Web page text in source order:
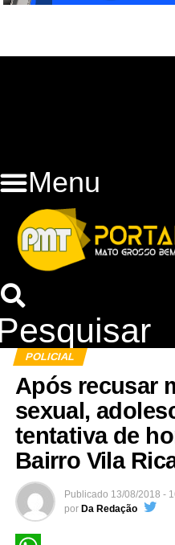
Menu
POLICIAL
Após recusar
sexual,
tentativa de
Bairro Vila
Publicado 13/08/2018 -
por Da Redação